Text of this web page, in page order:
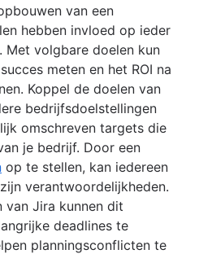
van een
hebben invloed op ieder
Met volgbare doelen kun
meten en het ROI na
Koppel de doelen van
bedrijfsdoelstellingen
omschreven targets die
je bedrijf. Door een
op te stellen, kan iedereen
verantwoordelijkheden.
van Jira kunnen dit
deadlines te
planningsconflicten te